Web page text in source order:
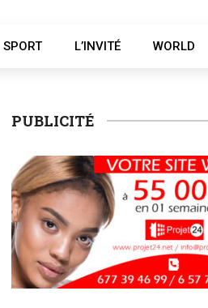
SPORT L’INVITÉ WORLD
PUBLICITÉ